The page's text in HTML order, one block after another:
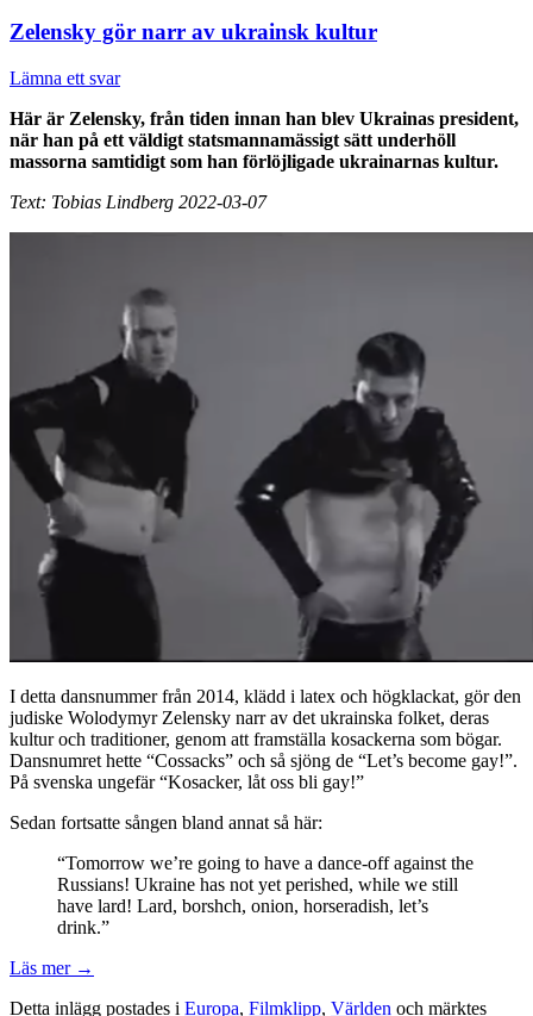
Zelensky gör narr av ukrainsk kultur
Lämna ett svar
Här är Zelensky, från tiden innan han blev Ukrainas president,
när han på ett väldigt statsmannamässigt sätt underhöll
massorna samtidigt som han förlöjligade ukrainarnas kultur.
Text: Tobias Lindberg 2022-03-07
I detta dansnummer från 2014, klädd i latex och högklackat, gör den
judiske Wolodymyr Zelensky narr av det ukrainska folket, deras
kultur och traditioner, genom att framställa kosackerna som bögar.
Dansnumret hette “Cossacks” och så sjöng de “Let’s become gay!”.
På svenska ungefär “Kosacker, låt oss bli gay!”
Sedan fortsatte sången bland annat så här:
“Tomorrow we’re going to have a dance-off against the
Russians! Ukraine has not yet perished, while we still
have lard! Lard, borshch, onion, horseradish, let’s
drink.”
Läs mer →
Detta inlägg postades i Europa, Filmklipp, Världen och märktes